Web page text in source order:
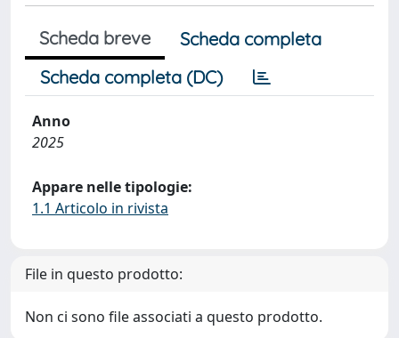
Scheda breve
Scheda completa
Scheda completa (DC)
Anno
2025
Appare nelle tipologie:
1.1 Articolo in rivista
File in questo prodotto:
Non ci sono file associati a questo prodotto.